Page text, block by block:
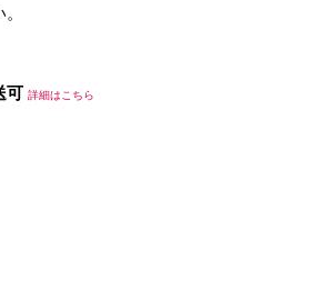
可 詳細はこちら